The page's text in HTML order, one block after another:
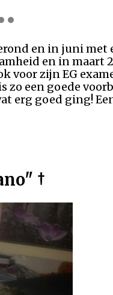
en in juni met
en in maart
voor zijn EG
zo een goede
erg goed ging!
†